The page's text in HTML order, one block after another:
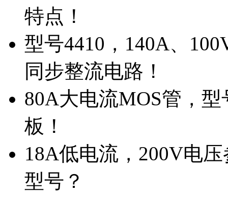
特点！
型号4410，140A、
同步整流电路！
80A大电流MOS管，
板！
18A低电流，200V电
型号？